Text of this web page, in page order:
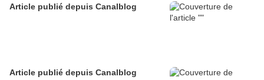
Article publié depuis Canalblog
Article publié depuis Canalblog